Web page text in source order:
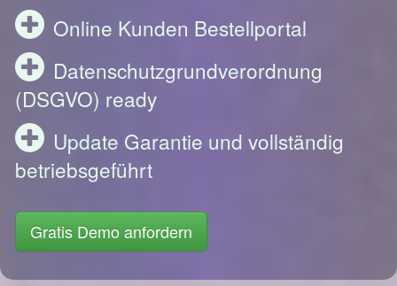
Online Kunden Bestellportal
Datenschutzgrundverordnung
(DSGVO) ready
Update Garantie und vollständig
betriebsgeführt
Gratis Demo anfordern